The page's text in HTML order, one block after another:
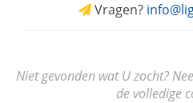
Vragen?
Niet gevonden wat U zocht?
de volledige